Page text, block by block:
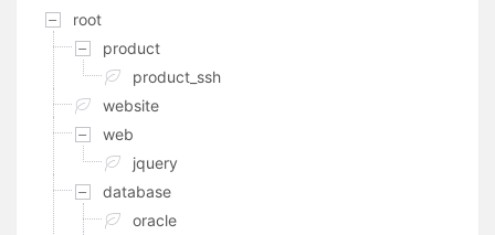
root
product
product_ssh
website
web
jquery
database
oracle